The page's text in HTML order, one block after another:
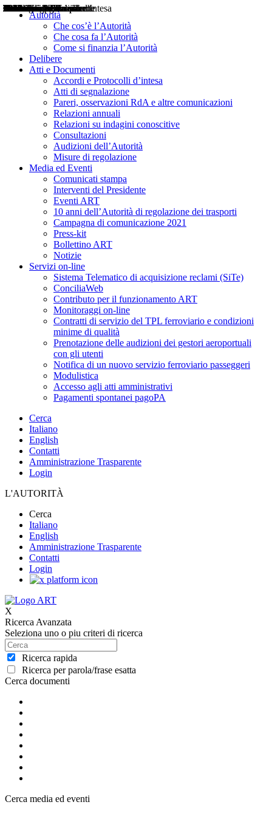
Autorità
Che cos’è l’Autorità
Che cosa fa l’Autorità
Come si finanzia l’Autorità
Delibere
Atti e Documenti
Accordi e Protocolli d’intesa
Atti di segnalazione
Pareri, osservazioni RdA e altre comunicazioni
Relazioni annuali
Relazioni su indagini conoscitive
Consultazioni
Audizioni dell’Autorità
Misure di regolazione
Media ed Eventi
Comunicati stampa
Interventi del Presidente
Eventi ART
10 anni dell’Autorità di regolazione dei trasporti
Campagna di comunicazione 2021
Press-kit
Bollettino ART
Notizie
Servizi on-line
Sistema Telematico di acquisizione reclami (SiTe)
ConciliaWeb
Contributo per il funzionamento ART
Monitoraggi on-line
Contratti di servizio del TPL ferroviario e condizioni
minime di qualità
Prenotazione delle audizioni dei gestori aeroportuali
con gli utenti
Notifica di un nuovo servizio ferroviario passeggeri
Modulistica
Accesso agli atti amministrativi
Pagamenti spontanei pagoPA
Cerca
Italiano
English
Contatti
Amministrazione Trasparente
Login
L'AUTORITÀ
Cerca
Italiano
English
Amministrazione Trasparente
Contatti
Login
X
Ricerca Avanzata
Seleziona uno o piu criteri di ricerca
Ricerca rapida
Ricerca per parola/frase esatta
Cerca documenti
Delibere
Pareri
Consultazioni
Audizioni
Atti di Segnalazione
Accordi e Protocolli d'Intesa
Relazioni annuali
Misure di regolazione
Cerca media ed eventi
Notizie
Comunicati Stampa
Bollettini ART
Convegni ART
Interviste del Presidente
Articoli in primo piano
Interventi del Presidente
2004
2005
2010
2013
2014
2015
2016
2017
2018
2019
202
2020
2021
2022
2023
2024
2025
2026
Aereo
Marittimo
Terrestre